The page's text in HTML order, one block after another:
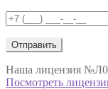
Наша лицензия
Посмотреть